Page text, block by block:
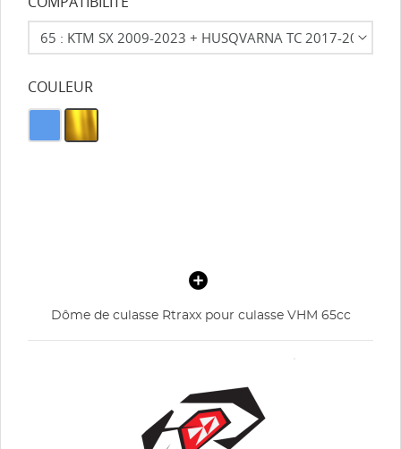
COULEUR
Dôme de culasse Rtraxx pour culasse VHM 65cc